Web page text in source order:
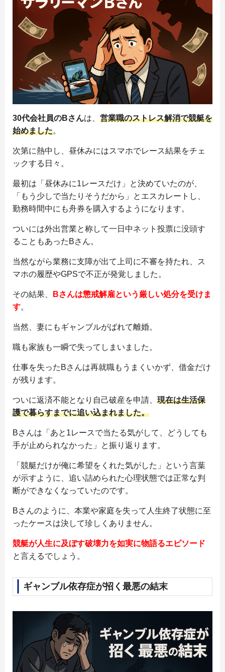
30代会社員のBさんは、 営業職のストレス解消で競艇を
始めました。
次第に熱中し、昼休みにはスマホでレース結果をチェ
ックする日々。
最初は「昼休みに1レースだけ」と決めていたのが、
「もう少しで当たりそうだから」とエスカレートし、
勤務時間中にも舟券を購入するようになります。
ついには外出営業と称して一日中ネット投票に没頭す
ることもあったBさん。
当然ながら業務に支障が出て上司に不審を持たれ、ス
マホの履歴やGPSで不正が発覚しました。
その結果、
Bさんは懲戒解雇という厳しい処分を受けま
す。
当然、妻にもギャンブルがばれて離婚。
職も家族も一瞬で失ってしまいました。
仕事を失ったBさんは再就職もうまくいかず、借金だけ
が残ります。
ついに返済不能となり自己破産を申請、 現在は生活保
護で暮らすまでに追い込まれました。
Bさんは「あと1レースで当たる気がして、どうしても
手が止められなかった」と振り返ります。
「競艇だけが俺に希望をくれた気がした」という言葉
が示すように、追い詰められた心理状態では正常な判
断ができなくなっていたのです。
Bさんのように、本業や家庭を失って人生終了状態に至
ったケースは決して珍しくありません。
競艇が人生に及ぼす破壊力を如実に物語るエピソード
と言えるでしょう。
ギャンブル依存症が招く最悪の結末